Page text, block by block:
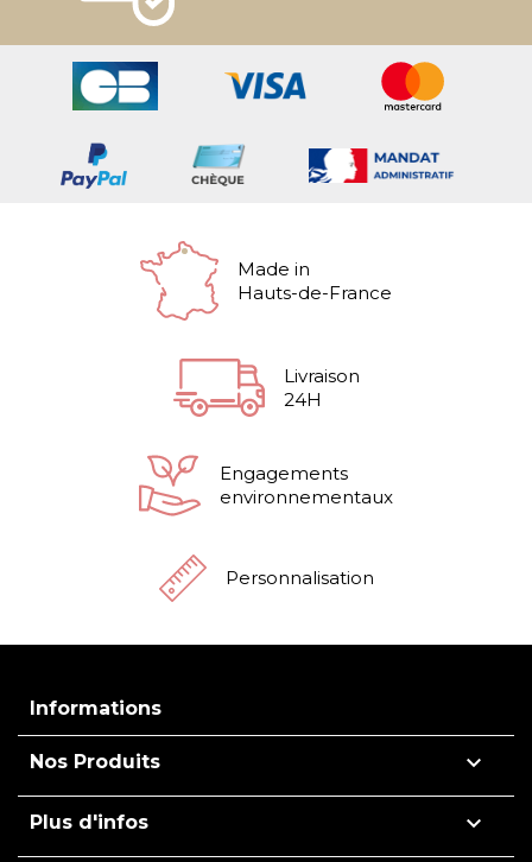
Made in
Hauts-de-France
Livraison
24H
Engagements
environnementaux
Personnalisation
Informations
Nos Produits 
Plus d'infos 